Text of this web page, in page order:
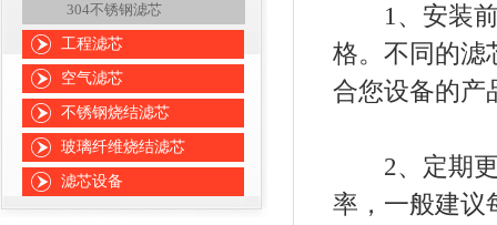
304不锈钢滤芯
工程滤芯
空气滤芯
不锈钢烧结滤芯
玻璃纤维烧结滤芯
滤芯设备
1、安装前
格。不同的滤
合您设备的产
2、定期更
率，一般建议